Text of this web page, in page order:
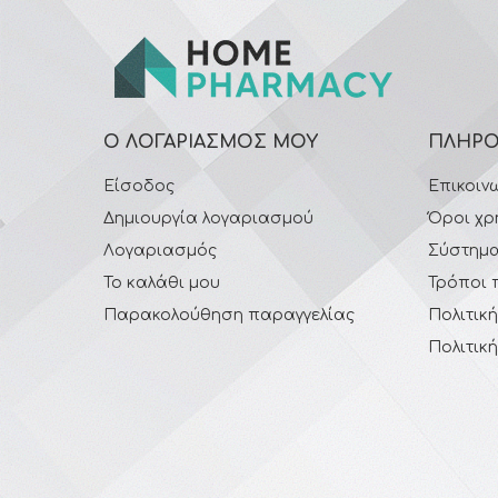
Ο ΛΟΓΑΡΙΑΣΜΌΣ ΜΟΥ
Είσοδος
Δημιουργία λογαριασμού
Λογαριασμός
Το καλάθι μου
Παρακολούθηση παραγγελίας
Όροι
Τρόποι